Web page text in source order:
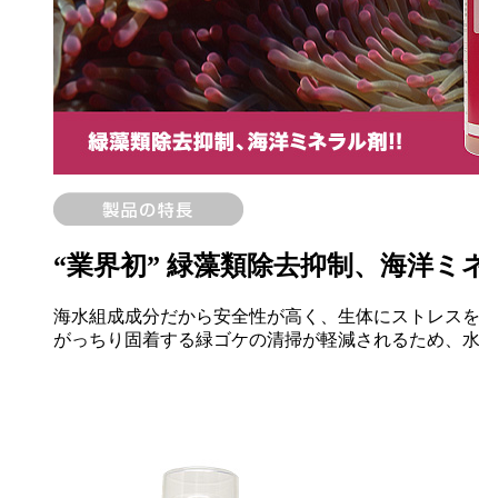
“業界初” 緑藻類除去抑制、海洋ミ
海水組成成分だから安全性が高く、生体にストレス
がっちり固着する緑ゴケの清掃が軽減されるため、